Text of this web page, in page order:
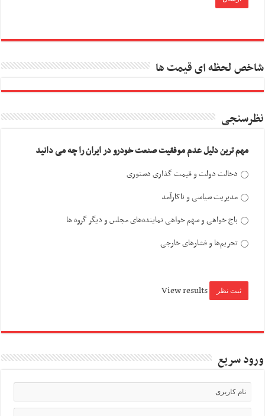
شاخص لحظه ای قیمت ها
نظرسنجی
مهم ترین دلیل عدم موفقیت صنعت خودرو در ایران را چه می دانید
دخالت دولت و قیمت گذاری دستوری
مدیریت سیاسی و ناکارآمد
باج خواهی و سهم خواهی نماینده‌های مجلس و دیگر گروه ها
تحریم‌ها و فشارهای خارجی
View results
ورود سریع